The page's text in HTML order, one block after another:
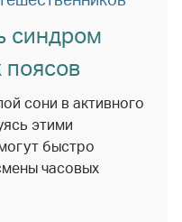
синдром
сони в активного
этими
быстро
часовых